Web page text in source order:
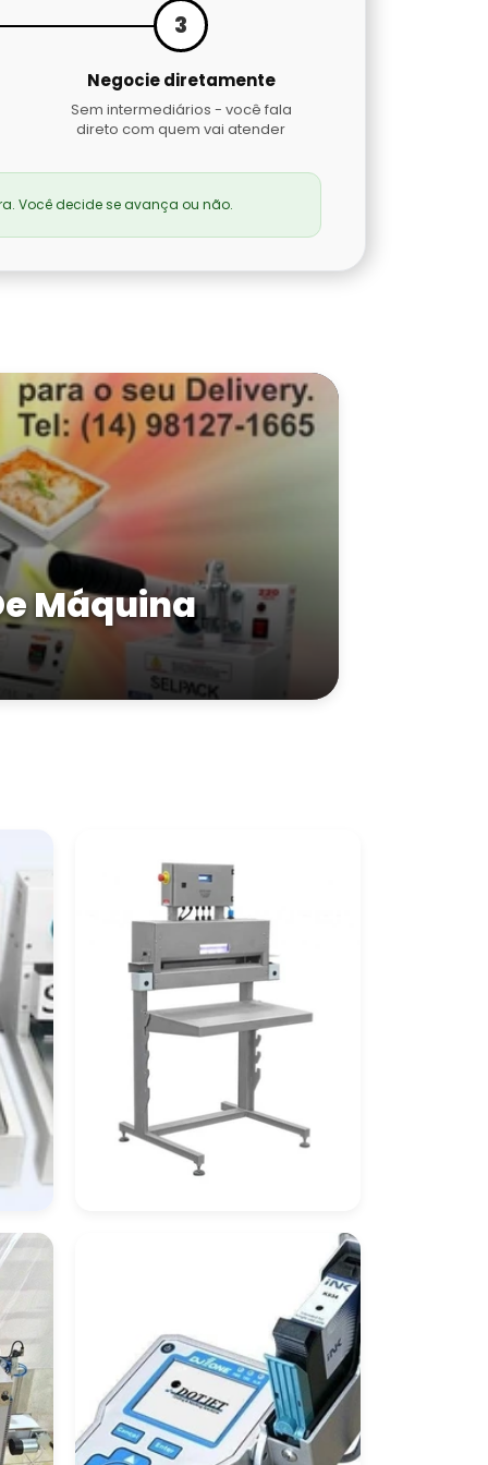
3
Negocie diretamente
Sem intermediários - você fala
direto com quem vai atender
Você decide se avança ou não.
Máquina